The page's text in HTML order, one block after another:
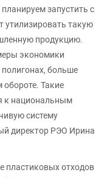
запустить с
утилизировать такую
продукцию.
экономики
больше
обороте. Такие
к национальным
систему
директор РЭО Ирина
пластиковых отходов